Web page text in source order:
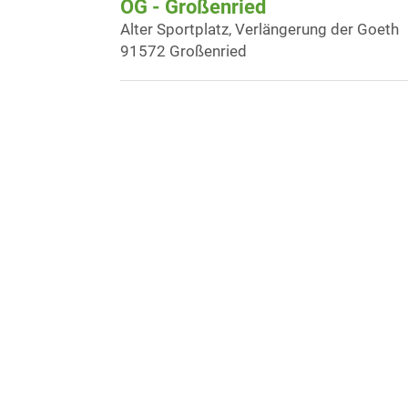
OG - Großenried
Alter Sportplatz, Verlängerung der Goeth
91572 Großenried